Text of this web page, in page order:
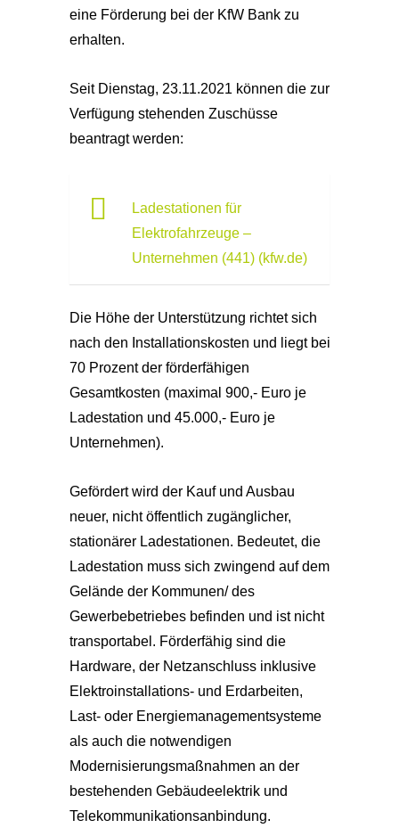
eine Förderung bei der KfW Bank zu
erhalten.
Seit Dienstag, 23.11.2021 können die zur
Verfügung stehenden Zuschüsse
beantragt werden:
Ladestationen für
Elektrofahrzeuge –
Unternehmen (441) (kfw.de)
Die Höhe der Unterstützung richtet sich
nach den Installationskosten und liegt bei
70 Prozent der förderfähigen
Gesamtkosten (maximal 900,- Euro je
Ladestation und 45.000,- Euro je
Unternehmen).
Gefördert wird der Kauf und Ausbau
neuer, nicht öffentlich zugänglicher,
stationärer Ladestationen. Bedeutet, die
Ladestation muss sich zwingend auf dem
Gelände der Kommunen/ des
Gewerbebetriebes befinden und ist nicht
transportabel. Förderfähig sind die
Hardware, der Netzanschluss inklusive
Elektroinstallations- und Erdarbeiten,
Last- oder Energiemanagementsysteme
als auch die notwendigen
Modernisierungsmaßnahmen an der
bestehenden Gebäudeelektrik und
Telekommunikationsanbindung.